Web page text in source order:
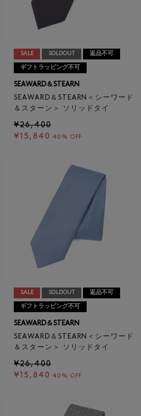
SALE SOLDOUT 返品不可
ギフトラッピング不可
SEAWARD＆STEARN
SEAWARD＆STEARN＜シーワード
＆スターン＞ ソリッドタイ
¥26,400
¥15,840 40% OFF
SALE SOLDOUT 返品不可
ギフトラッピング不可
SEAWARD＆STEARN
SEAWARD＆STEARN＜シーワード
＆スターン＞ ソリッドタイ
¥26,400
¥15,840 40% OFF